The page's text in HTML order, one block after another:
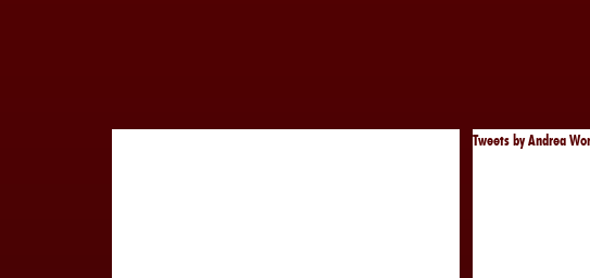
Tweets by Andrea